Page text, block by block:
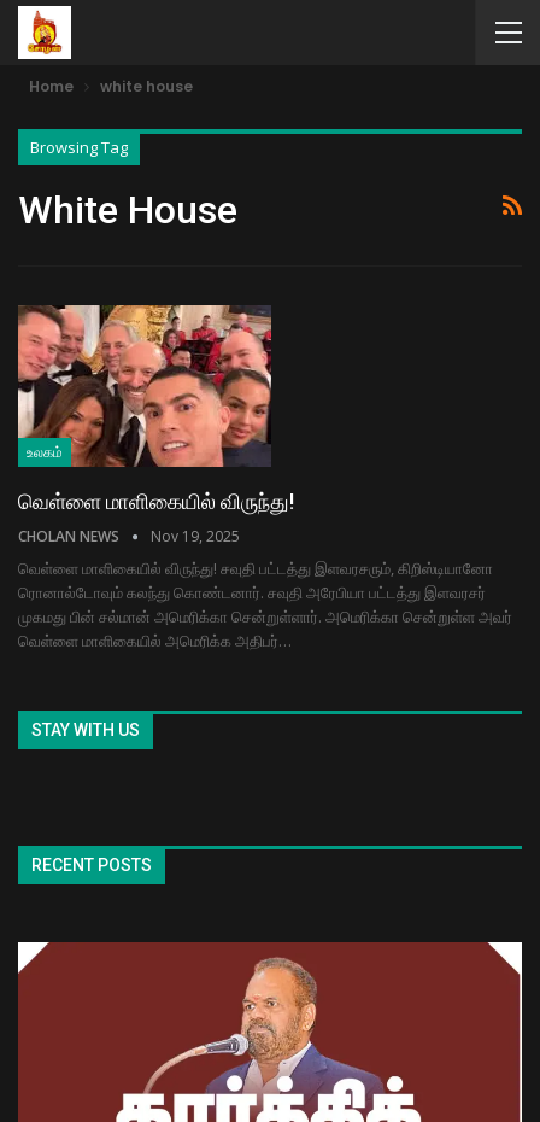
Home white house
Browsing Tag
White House
உலகம்
வெள்ளை மாளிகையில் விருந்து!
CHOLAN NEWS Nov 19, 2025
வெள்ளை மாளிகையில் விருந்து! சவுதி பட்டத்து இளவரசரும், கிறிஸ்டியானோ
ரொனால்டோவும் கலந்து கொண்டனார். சவுதி அரேபியா பட்டத்து இளவரசர்
முகமது பின் சல்மான் அமெரிக்கா சென்றுள்ளார். அமெரிக்கா சென்றுள்ள அவர்
வெள்ளை மாளிகையில் அமெரிக்க அதிபர்…
STAY WITH US
RECENT POSTS